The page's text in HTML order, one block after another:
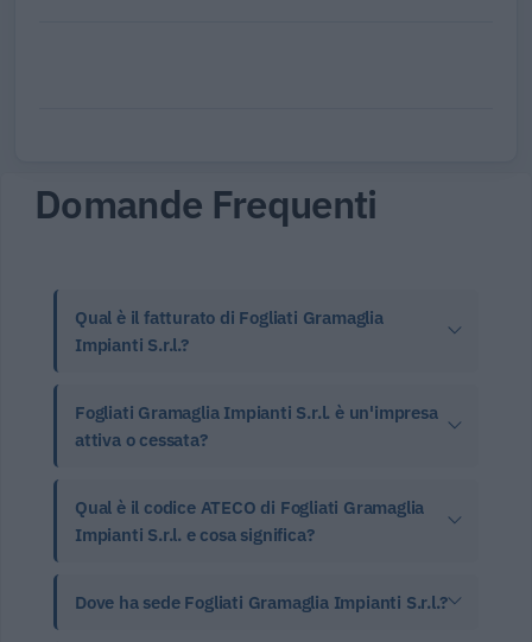
Domande Frequenti
Qual è il fatturato di Fogliati Gramaglia
Impianti S.r.l.?
Fogliati Gramaglia Impianti S.r.l. è un'impresa
attiva o cessata?
Qual è il codice ATECO di Fogliati Gramaglia
Impianti S.r.l. e cosa significa?
Dove ha sede Fogliati Gramaglia Impianti S.r.l.?